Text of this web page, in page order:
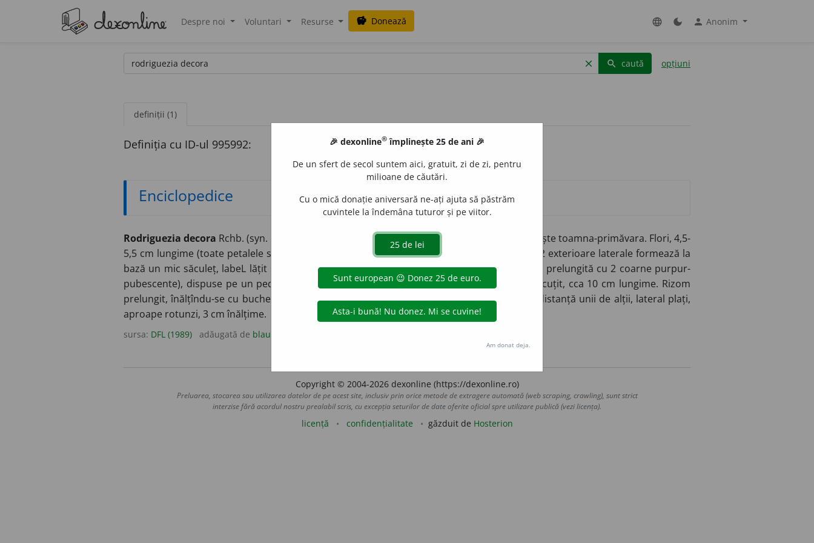
Despre noi Voluntari Resurse savings Donează language dark_mode person Anonim
clear search caută opțiuni
definiții (1)
Definiția cu ID-ul 995992:
Enciclopedice
Rodriguezia decora Rchb. (syn.
Ldl.). Specie originară din Brazilia, înflorește toamna-primăvara. Flori, 4,5-
5,5 cm lungime (toate petalele sînt alungite cu vîrful ascuțit, albe, cu pete maro-roșii, cele 2 exterioare laterale formează la
bază un mic săculeț, labeL lățit spre vîrf, reniform, alb cu 5 lamele maro-roșietice, coloană prelungită cu 2 coarne purpur-
pubescente), dispuse pe un peduncul svelt, cca 35 cm lungime. Frunză alungită cu vîrf ascuțit, cca 10 cm lungime. Rizom
prelungit, înălțîndu-se cu buchete de rădăcini albe, subțiri. Pseudobulbii așezați la 10 cm distanță unii de alții, lateral plați,
aproape rotunzi, 3 cm înălțime.
sursa: DFL (1989) adăugată de blaurb.
Copyright © 2004-2026 dexonline (https://dexonline.ro)
Preluarea, stocarea sau utilizarea datelor de pe acest site, inclusiv prin orice metode de extragere automată (web scraping, crawling), sunt strict
interzise fără acordul nostru prealabil scris, cu excepția seturilor de date oferite oficial spre utilizare publică (vezi licența).
licență confidențialitate găzduit de Hosterion
🎉 dexonline® împlinește 25 de ani 🎉
De un sfert de secol suntem aici, gratuit, zi de zi, pentru
milioane de căutări.
Cu o mică donație aniversară ne-ați ajuta să păstrăm
cuvintele la îndemâna tuturor și pe viitor.
Am donat deja.